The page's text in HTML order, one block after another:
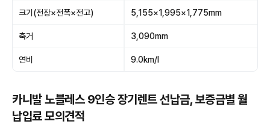
크기(전장×전폭×전고) 5,155×1,995×1,775mm
축거 3,090mm
연비 9.0km/l
카니발 노블레스 9인승 장기렌트 선납금, 보증금별 월
납입료 모의견적